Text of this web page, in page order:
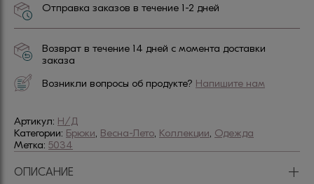
Отправка заказов в течение 1-2 дней
Возврат в течение 14 дней с момента доставки
заказа
Возникли вопросы об продукте? Напишите нам
Артикул: Н/Д
Категории: Брюки, Весна-Лето, Коллекции, Одежда
Метка: 5034
ОПИСАНИЕ +